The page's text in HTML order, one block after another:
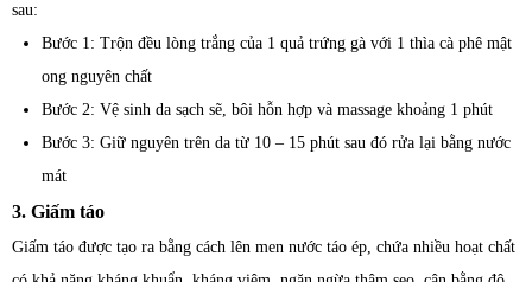
sau:
Bước 1: Trộn đều lòng trắng của 1 quả trứng gà với 1 thìa cà phê mật
ong nguyên chất
Bước 2: Vệ sinh da sạch sẽ, bôi hỗn hợp và massage khoảng 1 phút
Bước 3: Giữ nguyên trên da từ 10 – 15 phút sau đó rửa lại bằng nước
mát
3. Giấm táo
Giấm táo được tạo ra bằng cách lên men nước táo ép, chứa nhiều hoạt chất